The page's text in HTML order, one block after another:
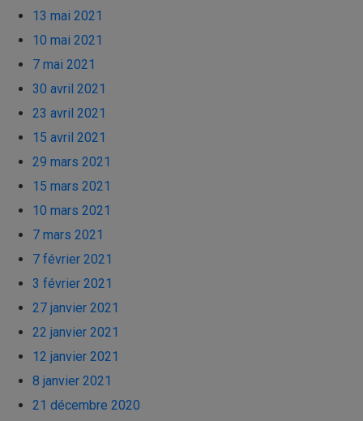
13 mai 2021
10 mai 2021
7 mai 2021
30 avril 2021
23 avril 2021
15 avril 2021
29 mars 2021
15 mars 2021
10 mars 2021
7 mars 2021
7 février 2021
3 février 2021
27 janvier 2021
22 janvier 2021
12 janvier 2021
8 janvier 2021
21 décembre 2020